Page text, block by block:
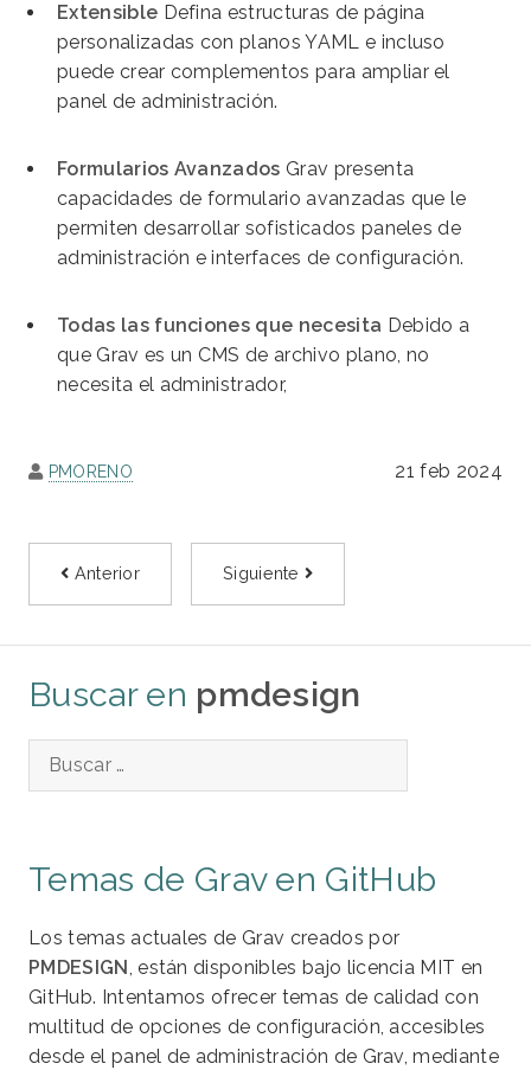
Extensible Defina estructuras de página
personalizadas con planos YAML e incluso
puede crear complementos para ampliar el
panel de administración.
Formularios Avanzados Grav presenta
capacidades de formulario avanzadas que le
permiten desarrollar sofisticados paneles de
administración e interfaces de configuración.
Todas las funciones que necesita Debido a
que Grav es un CMS de archivo plano, no
necesita el administrador,
PMORENO 21 feb 2024
Anterior Siguiente
Buscar en pmdesign
Temas de Grav en GitHub
Los temas actuales de Grav creados por
PMDESIGN , están disponibles bajo licencia MIT en
GitHub. Intentamos ofrecer temas de calidad con
multitud de opciones de configuración, accesibles
desde el panel de administración de Grav, mediante